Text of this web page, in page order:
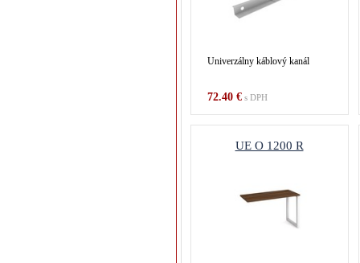
Univerzálny káblový kanál
72.40 €s DPH
UE O 1200 R